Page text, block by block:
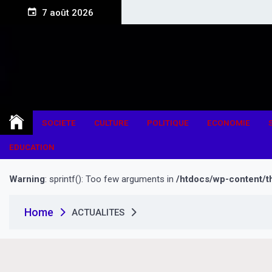
7 août 2026
SOCIETE CULTURE POLITIQUE ECONOMIE
EDUCATION
Warning: sprintf(): Too few arguments in /htdocs/wp-content/
Home ACTUALITES